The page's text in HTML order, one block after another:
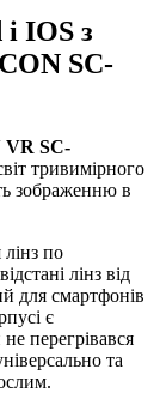
IOS з
SC-
VR SC-
тривимірного
зображенню в
по
лінз від
для смартфонів
є
перегрівався
та